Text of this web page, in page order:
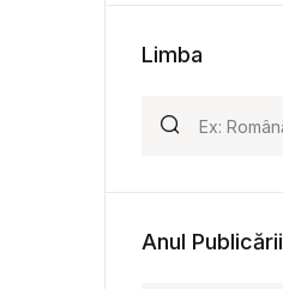
Limba
Anul Publicării